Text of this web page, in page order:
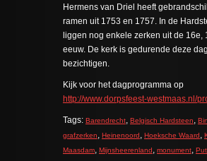
Hermens van Driel heeft
ramen uit 1753 en 1757. In de
liggen nog enkele zerken uit de 16e,
eeuw. De kerk is gedurende deze
bezichtigen.
Kijk voor het dagprogramma op
http://www.dorpsfeest-westmaas.nl/
Tags: Barendrecht, Belgisch Hardsteen,
grafzerken, Heinenoord, Hoeksche Waard,
Maasdam, Mijnsheerenland, monument,